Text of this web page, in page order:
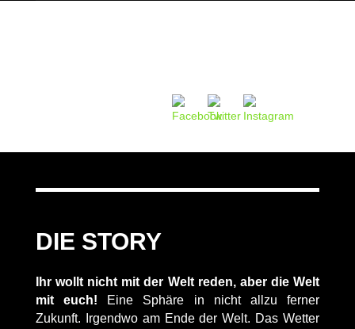
DIE STORY
Ihr wollt nicht mit der Welt reden, aber die Welt
mit euch!
Eine Sphäre in nicht allzu ferner
Zukunft. Irgendwo am Ende der Welt. Das Wetter